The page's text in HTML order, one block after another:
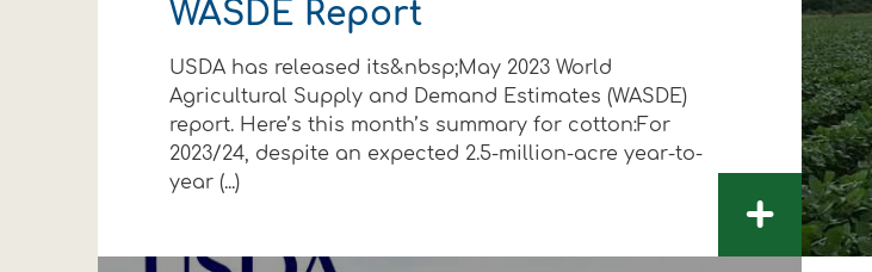
Οικονομικά στοιχεία
Εταιρική δομή
Καινοτομία
Εκδηλώσεις
Επικοινωνία
Συνέδρια
Ευφυής γεωργία
Συμβουλευτική στο χωράφι
Εκκόκκιση για λογαριασμό του παραγωγού
Ιατρικές υπηρεσίες
Αλυσίδα βάμβακος
Κλωστοϋφαντουργία - Ένδυση
Εταιρικά νέα
WASDE Report
USDA has released its&nbsp;May 2023 World
Agricultural Supply and Demand Estimates (WASDE)
report. Here’s this month’s summary for cotton:For
2023/24, despite an expected 2.5-million-acre year-to-
year (...)
+